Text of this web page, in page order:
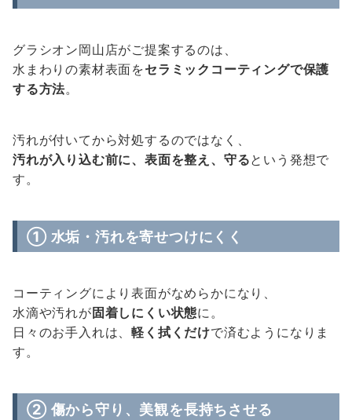
グラシオン岡山店がご提案するのは、
水まわりの素材表面をセラミックコーティングで保護
する方法。
汚れが付いてから対処するのではなく、
汚れが入り込む前に、表面を整え、守るという発想で
す。
① 水垢・汚れを寄せつけにくく
コーティングにより表面がなめらかになり、
水滴や汚れが 固着しにくい状態に。
日々のお手入れは、軽く拭くだけで済むようになりま
す。
② 傷から守り、美観を長持ちさせる